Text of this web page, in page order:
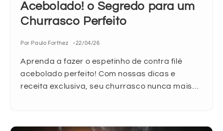
Acebolado! o Segredo para um
Churrasco Perfeito
Por Paulo Forthez 22/04/26
Aprenda a fazer o espetinho de contra filé
acebolado perfeito! Com nossas dicas e
receita exclusiva, seu churrasco nunca mais…